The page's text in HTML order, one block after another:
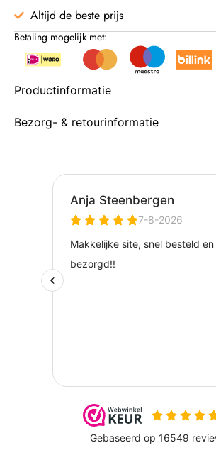
Altijd de beste prijs
Betaling mogelijk met:
Productinformatie
Bezorg- & retourinformatie